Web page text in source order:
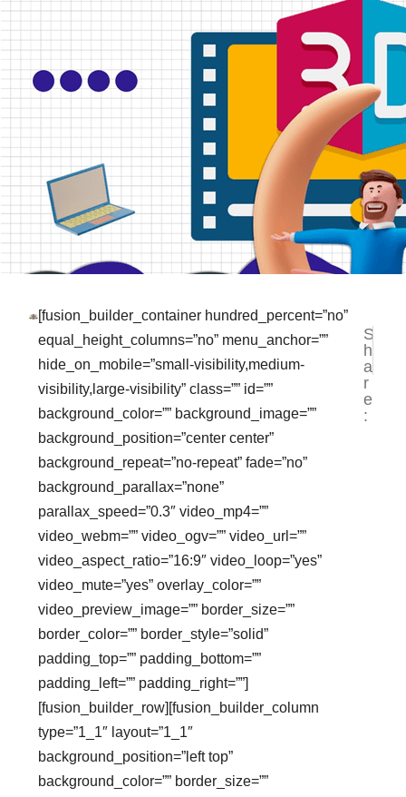
[fusion_builder_container hundred_percent=”no”
equal_height_columns=”no” menu_anchor=””
hide_on_mobile=”small-visibility,medium-
visibility,large-visibility” class=”” id=””
background_color=”” background_image=””
background_position=”center center”
background_repeat=”no-repeat” fade=”no”
background_parallax=”none”
parallax_speed=”0.3″ video_mp4=””
video_webm=”” video_ogv=”” video_url=””
video_aspect_ratio=”16:9″ video_loop=”yes”
video_mute=”yes” overlay_color=””
video_preview_image=”” border_size=””
border_color=”” border_style=”solid”
padding_top=”” padding_bottom=””
padding_left=”” padding_right=””]
[fusion_builder_row][fusion_builder_column
type=”1_1″ layout=”1_1″
background_position=”left top”
background_color=”” border_size=””
S
h
a
r
e
:
NEXT
Kamu